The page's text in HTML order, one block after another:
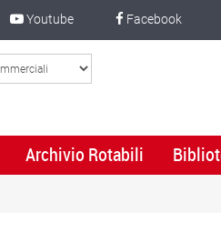
Facebook
Youtube
Archivio Rotabili